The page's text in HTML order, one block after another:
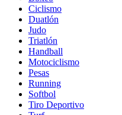
Ciclismo
Duatlón
Judo
Triatlón
Handball
Motociclismo
Pesas
Running
Softbol
Tiro Deportivo